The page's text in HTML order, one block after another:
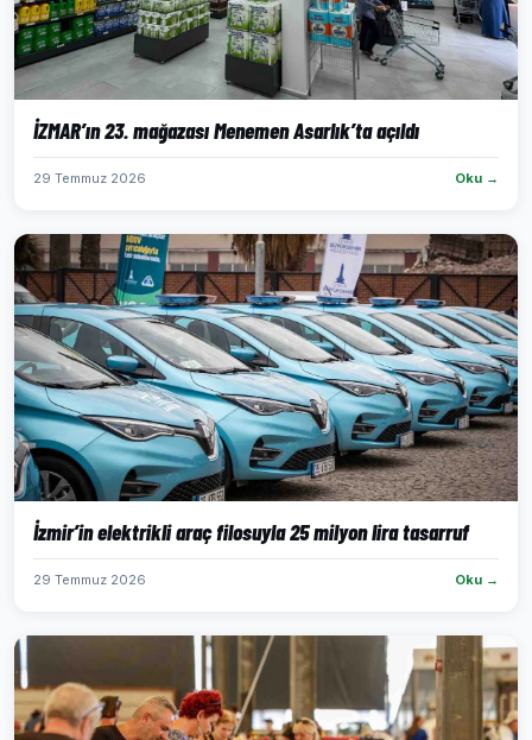
İZMAR’ın 23. mağazası Menemen Asarlık’ta açıldı
29 Temmuz 2026 Oku →
İzmir’in elektrikli araç filosuyla 25 milyon lira tasarruf
29 Temmuz 2026 Oku →